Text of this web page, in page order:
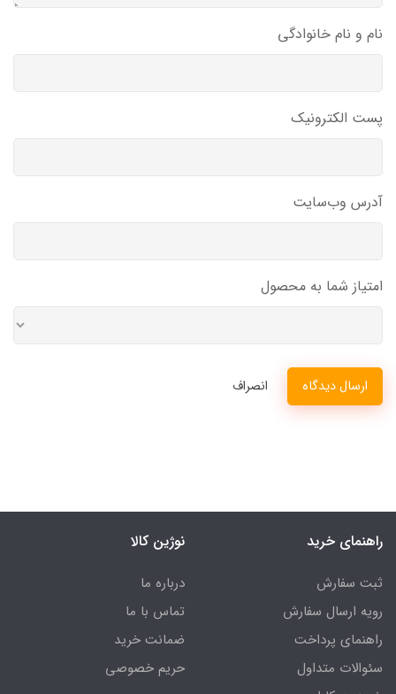
نام و نام خانوادگی
پست الکترونیک
آدرس وب‌سایت
امتیاز شما به محصول
ارسال دیدگاه انصراف
راهنمای خرید
ثبت سفارش
رویه ارسال سفارش
راهنمای پرداخت
سئوالات متداول
نوژین کالا
درباره ما
تماس با ما
ضمانت خرید
حریم خصوصی